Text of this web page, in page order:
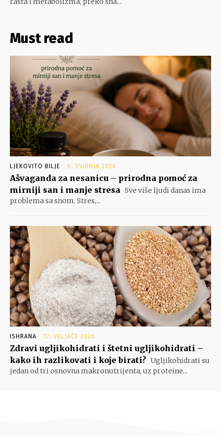
Must read
LJEKOVITO BILJE 6. SVIBNJA 2026.
Ašvaganda za nesanicu – prirodna pomoć za
mirniji san i manje stresa Sve više ljudi danas ima
problema sa snom. Stres,...
ISHRANA 12. VELJAČE 2026.
Zdravi ugljikohidrati i štetni ugljikohidrati –
kako ih razlikovati i koje birati? Ugljikohidrati su
jedan od tri osnovna makronutrijenta, uz proteine...